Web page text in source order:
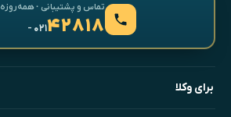
تماس و پشتیبانی · همه‌روزه ۸ تا ۲۴
۴۲۸۱۸- ۰۲۱
برای وکلا